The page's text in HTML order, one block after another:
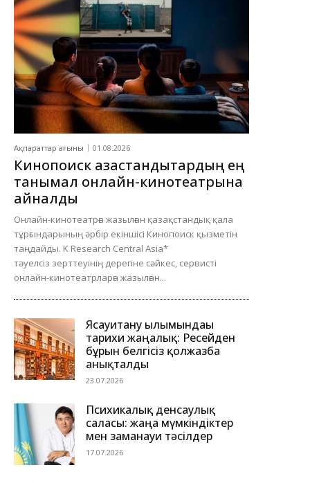
Ақпараттар ағыны 01.08.2026
Кинопоиск қазақстандықтардың ең
танымал онлайн-кинотеатрына
айналды
Онлайн-кинотеатрға жазылған қазақстандық қала
тұрғындарының әрбір екіншісі Кинопоиск қызметін
таңдайды. K Research Central Asia*
тәуелсіз зерттеуінің дерегіне сәйкес, сервисті
онлайн-кинотеатрларға жазылған...
Ясауитану ғылымындағы
тарихи жаңалық: Ресейден
бұрын белгісіз қолжазба
анықталды
23.07.2026
Психикалық денсаулық
саласы: жаңа мүмкіндіктер
мен заманауи тәсілдер
17.07.2026